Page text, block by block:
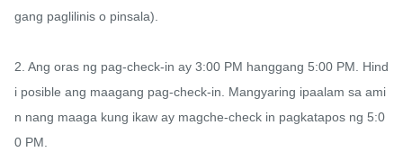
gang paglilinis o pinsala).
2. Ang oras ng pag-check-in ay 3:00 PM hanggang 5:00 PM. Hind
i posible ang maagang pag-check-in. Mangyaring ipaalam sa ami
n nang maaga kung ikaw ay magche-check in pagkatapos ng 5:0
0 PM.